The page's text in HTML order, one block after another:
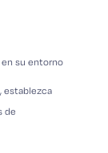
su entorno
establezca
de